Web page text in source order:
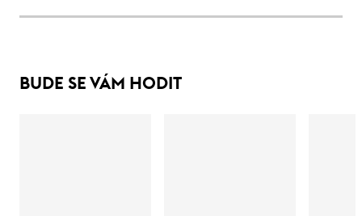
BUDE SE VÁM HODIT